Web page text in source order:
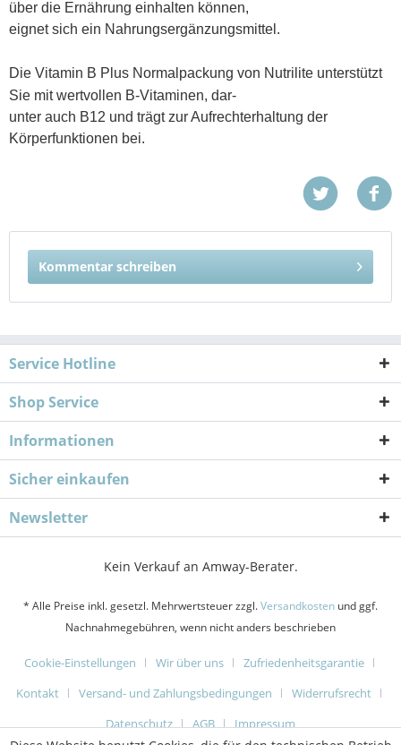
über die Ernährung einhalten können,
eignet sich ein Nahrungsergänzungsmittel.
Die Vitamin B Plus Normalpackung von Nutrilite unterstützt
Sie mit wertvollen B-Vitaminen, dar-
unter auch B12 und trägt zur Aufrechterhaltung der
Körperfunktionen bei.
Kommentar schreiben
Service Hotline
Shop Service
Informationen
Sicher einkaufen
Newsletter
Kein Verkauf an Amway-Berater.
* Alle Preise inkl. gesetzl. Mehrwertsteuer zzgl.Versandkosten und ggf.
Nachnahmegebühren, wenn nicht anders beschrieben
Cookie-Einstellungen Wir über uns
Zufriedenheitsgarantie
Kontakt
Versand- und Zahlungsbedingungen
Widerrufsrecht
Datenschutz
AGB Impressum